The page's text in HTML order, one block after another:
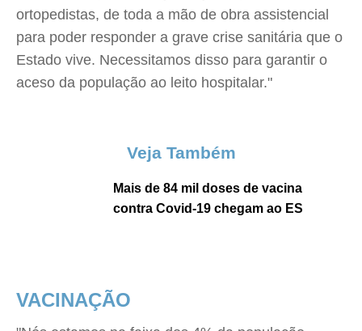
ortopedistas, de toda a mão de obra assistencial
para poder responder a grave crise sanitária que o
Estado vive. Necessitamos disso para garantir o
aceso da população ao leito hospitalar."
Veja Também
Mais de 84 mil doses de vacina
contra Covid-19 chegam ao ES
VACINAÇÃO